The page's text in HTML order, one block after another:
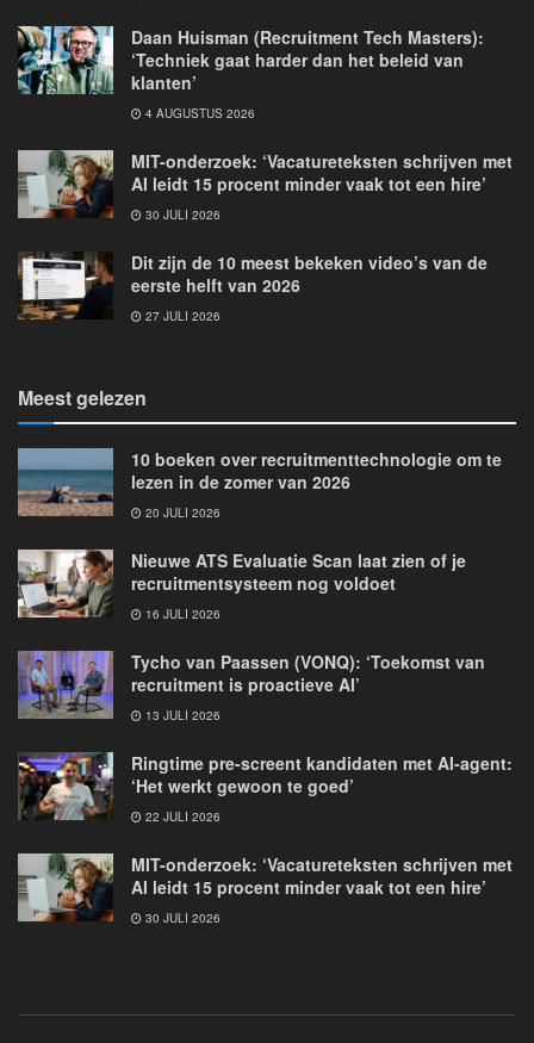
Daan Huisman (Recruitment Tech Masters):
‘Techniek gaat harder dan het beleid van
klanten’
4 AUGUSTUS 2026
MIT-onderzoek: ‘Vacatureteksten schrijven met
AI leidt 15 procent minder vaak tot een hire’
30 JULI 2026
Dit zijn de 10 meest bekeken video’s van de
eerste helft van 2026
27 JULI 2026
Meest gelezen
10 boeken over recruitmenttechnologie om te
lezen in de zomer van 2026
20 JULI 2026
Nieuwe ATS Evaluatie Scan laat zien of je
recruitmentsysteem nog voldoet
16 JULI 2026
Tycho van Paassen (VONQ): ‘Toekomst van
recruitment is proactieve AI’
13 JULI 2026
Ringtime pre-screent kandidaten met AI-agent:
‘Het werkt gewoon te goed’
22 JULI 2026
MIT-onderzoek: ‘Vacatureteksten schrijven met
AI leidt 15 procent minder vaak tot een hire’
30 JULI 2026